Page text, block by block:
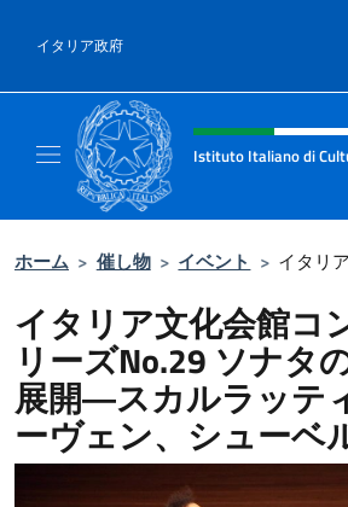
イタリア政府
Header, social and
Istituto Italiano di
ホーム > 催し物 > イベント > イタリ
イタリア文化会館コ
リーズNo.29 ソナタ
展開―スカルラッテ
ーヴェン、シューベ